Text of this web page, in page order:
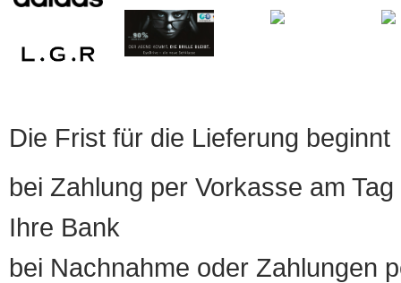
Die Frist für die Lieferung beginnt
bei Zahlung per Vorkasse am
Ihre Bank
bei Nachnahme oder Zahlungen